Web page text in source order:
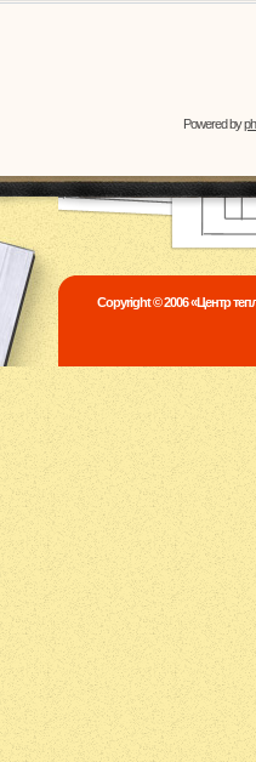
Powered by
Copyright © 2006 «Центр